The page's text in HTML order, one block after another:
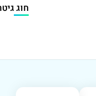
חוג